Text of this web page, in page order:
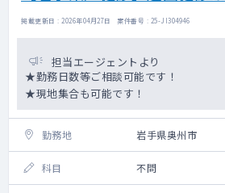
■勤務地について
ります。
勤務場所の限定（
す。委細はお問い
未経験の方はグル
研修場所は状況に
掲載更新日 : 2026年04月27日 案件番号 : 25-JI304946
担当エージェントより
★勤務日数等ご相談可能です！
★現地集合も可能です！
勤務地 岩手県奥州市
科目 不問